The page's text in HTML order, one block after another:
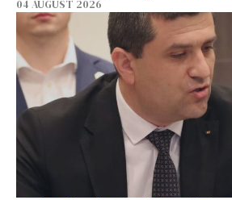
04 AUGUST 2026